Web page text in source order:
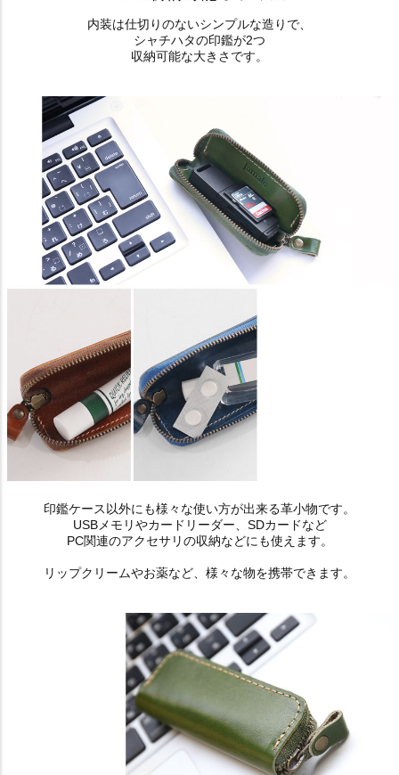
内装は仕切りのないシンプルな造りで、
シャチハタの印鑑が2つ
収納可能な大きさです。
印鑑ケース以外にも様々な使い方が出来る革小物です。
USBメモリやカードリーダー、SDカードなど
PC関連のアクセサリの収納などにも使えます。
リップクリームやお薬など、様々な物を携帯できます。